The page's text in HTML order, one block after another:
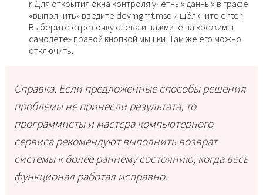
r. Для открытия окна контроля учётных данных в графе
«выполнить» введите devmgmt.msc и щёлкните enter.
Выберите стрелочку слева и нажмите на «режим в
самолёте» правой кнопкой мышки. Там же его можно
отключить.
Справка. Если предложенные способы решения
проблемы не принесли результата, то
программисты и мастера компьютерного
сервиса рекомендуют выполнить возврат
системы к более раннему состоянию, когда весь
функционал работал исправно.